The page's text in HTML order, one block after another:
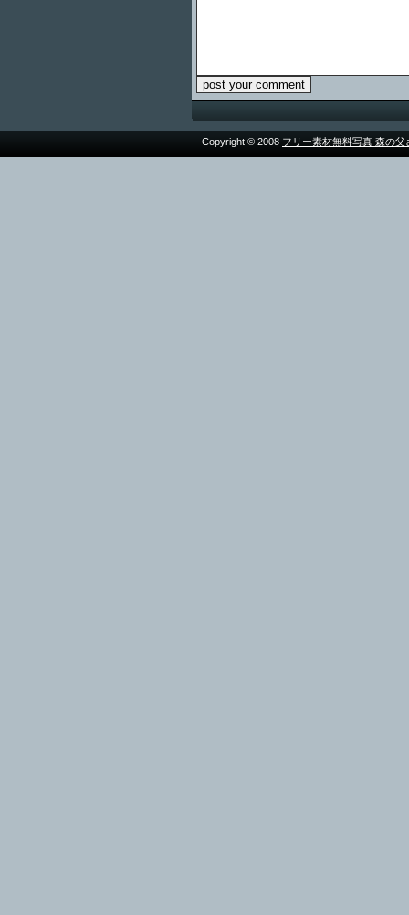
Copyright © 2008 フリー素材無料写真 森の父